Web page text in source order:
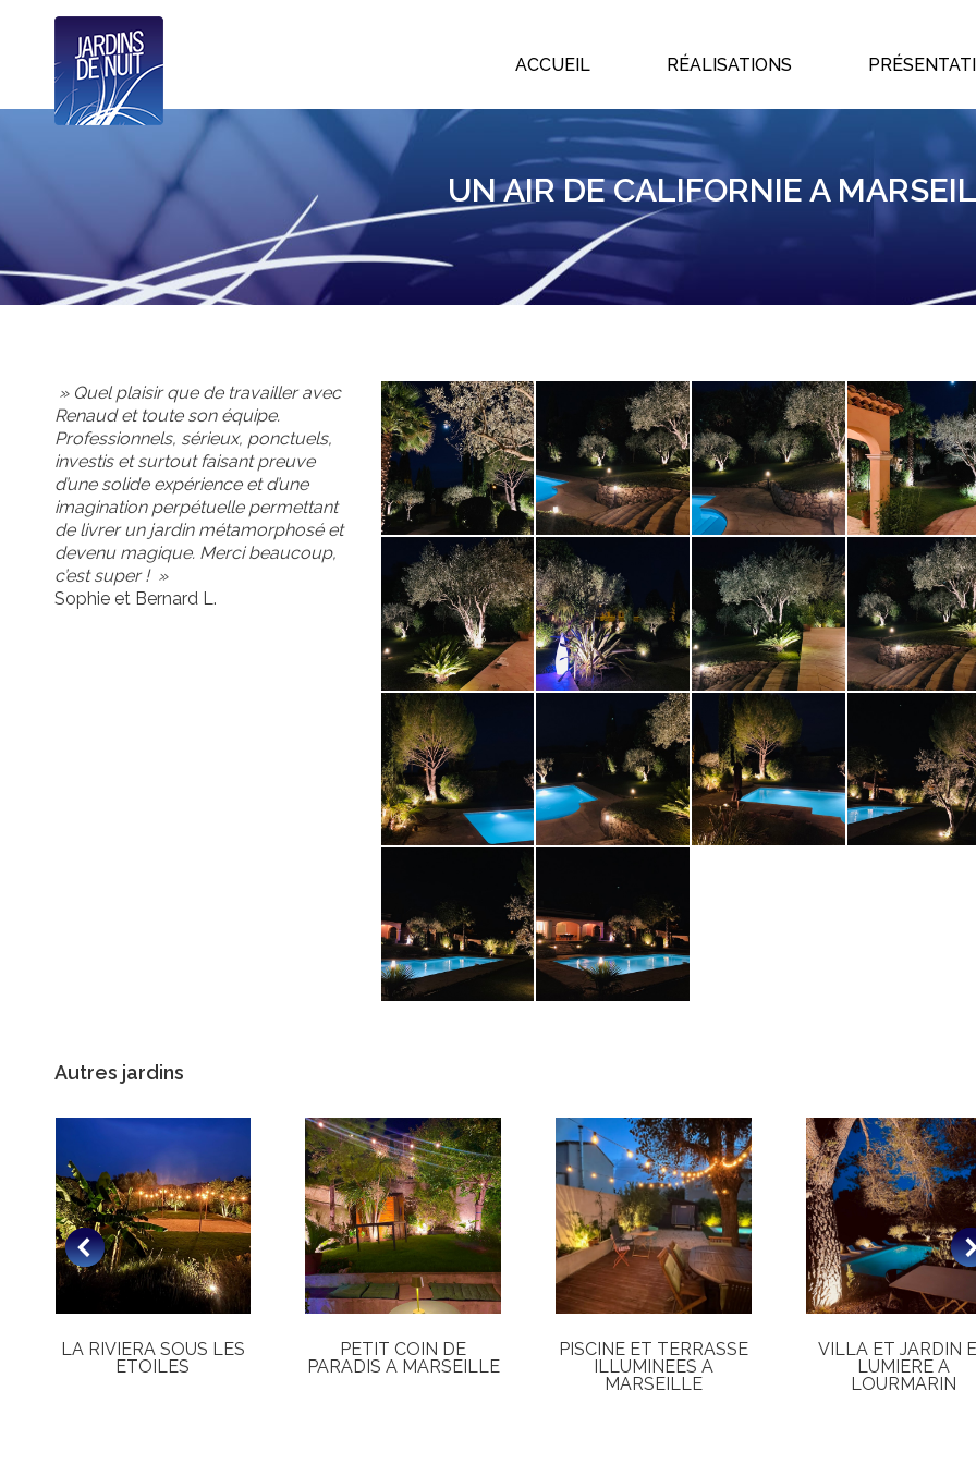
ACCUEIL RÉALISATIONS
UN AIR DE CALIFORNIE A
» Quel plaisir que de travailler avec
Renaud et toute son équipe.
Professionnels, sérieux, ponctuels,
investis et surtout faisant preuve
d’une solide expérience et d’une
imagination perpétuelle permettant
de livrer un jardin métamorphosé et
devenu magique. Merci beaucoup,
c’est super ! »
Sophie et Bernard L.
Autres jardins
LA RIVIERA SOUS LES
ETOILES
PETIT COIN DE
PARADIS A MARSEILLE
PISCINE ET TERRASSE
ILLUMINEES A
MARSEILLE
VILLA ET JARDIN
LUMIERE A
LOURMARIN
ACCUEIL RÉALISATIONS